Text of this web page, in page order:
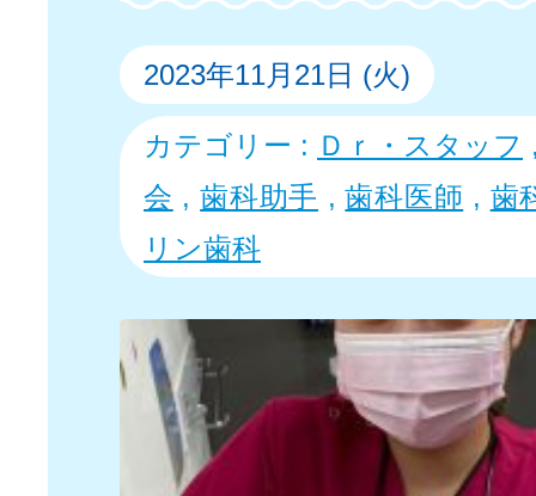
2023年11月21日 (火)
カテゴリー : Ｄｒ・スタッフ
会 ,歯科助手 ,歯科医師 , 歯
リン歯科